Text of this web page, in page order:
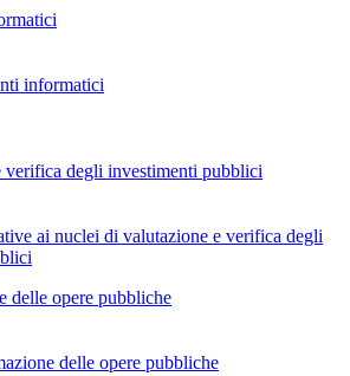
informatici
degli investimenti pubblici
ai nuclei di valutazione e verifica degli
delle opere pubbliche
delle opere pubbliche